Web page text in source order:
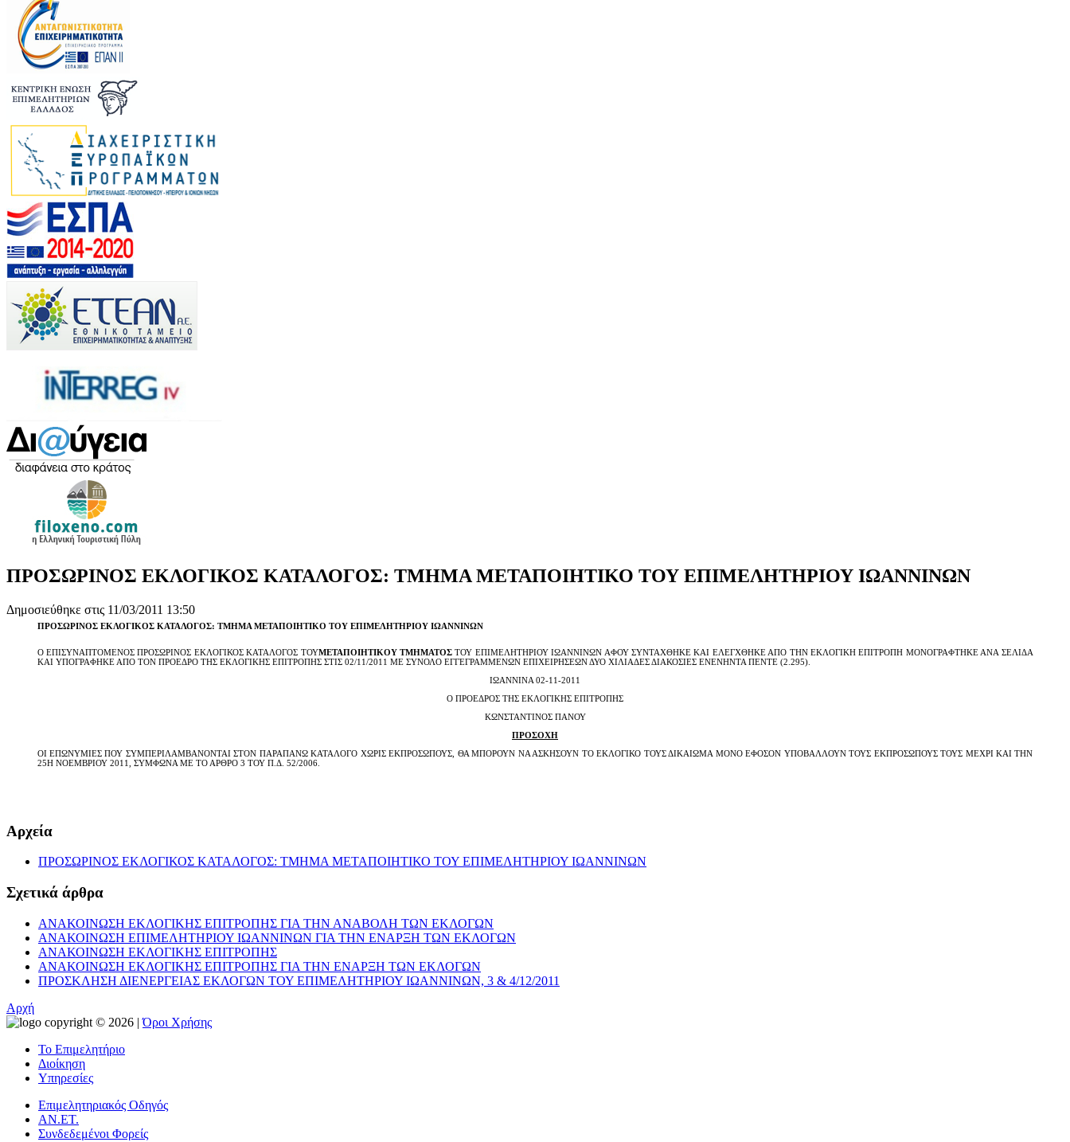
ΠΡΟΣΩΡΙΝΟΣ ΕΚΛΟΓΙΚΟΣ ΚΑΤΑΛΟΓΟΣ: ΤΜΗΜΑ ΜΕΤΑΠΟΙΗΤΙΚΟ ΤΟΥ ΕΠΙΜΕΛΗΤΗΡΙΟΥ ΙΩΑΝΝΙΝΩΝ
Δημοσιεύθηκε στις 11/03/2011 13:50
ΠΡΟΣΩΡΙΝΟΣ ΕΚΛΟΓΙΚΟΣ ΚΑΤΑΛΟΓΟΣ: ΤΜΗΜΑ ΜΕΤΑΠΟΙΗΤΙΚΟ ΤΟΥ ΕΠΙΜΕΛΗΤΗΡΙΟΥ ΙΩΑΝΝΙΝΩΝ
Ο ΕΠΙΣΥΝΑΠΤΟΜΕΝΟΣ ΠΡΟΣΩΡΙΝΟΣ ΕΚΛΟΓΙΚΟΣ ΚΑΤΑΛΟΓΟΣ ΤΟΥΜΕΤΑΠΟΙΗΤΙΚΟΥ ΤΜΗΜΑΤΟΣΤΟΥ ΕΠΙΜΕΛΗΤΗΡΙΟΥ ΙΩΑΝΝΙΝΩΝ ΑΦΟΥ ΣΥΝΤΑΧΘΗΚΕ ΚΑΙ ΕΛΕΓΧΘΗΚΕ ΑΠΟ ΤΗΝ ΕΚΛΟΓΙΚΗ ΕΠΙΤΡΟΠΗ ΜΟΝΟΓΡΑΦΤΗΚΕ ΑΝΑ ΣΕΛΙΔΑ
ΚΑΙ ΥΠΟΓΡΑΦΗΚΕ ΑΠΟ ΤΟΝ ΠΡΟΕΔΡΟ ΤΗΣ ΕΚΛΟΓΙΚΗΣ ΕΠΙΤΡΟΠΗΣ ΣΤΙΣ 02/11/2011 ΜΕ ΣΥΝΟΛΟ ΕΓΓΕΓΡΑΜΜΕΝΩΝ ΕΠΙΧΕΙΡΗΣΕΩΝ ΔΥΟ ΧΙΛΙΑΔΕΣ ΔΙΑΚΟΣΙΕΣ ΕΝΕΝΗΝΤΑ ΠΕΝΤΕ (2.295).
ΙΩΑΝΝΙΝΑ 02-11-2011
Ο ΠΡΟΕΔΡΟΣ ΤΗΣ ΕΚΛΟΓΙΚΗΣ ΕΠΙΤΡΟΠΗΣ
ΚΩΝΣΤΑΝΤΙΝΟΣ ΠΑΝΟΥ
ΠΡΟΣΟΧΗ
ΟΙ ΕΠΩΝΥΜΙΕΣ ΠΟΥ ΣΥΜΠΕΡΙΛΑΜΒΑΝΟΝΤΑΙ ΣΤΟΝ ΠΑΡΑΠΑΝΩ ΚΑΤΑΛΟΓΟ ΧΩΡΙΣ ΕΚΠΡΟΣΩΠΟΥΣ, ΘΑ ΜΠΟΡΟΥΝ ΝΑ ΑΣΚΗΣΟΥΝ ΤΟ ΕΚΛΟΓΙΚΟ ΤΟΥΣ ΔΙΚΑΙΩΜΑ ΜΟΝΟ ΕΦΟΣΟΝ ΥΠΟΒΑΛΛΟΥΝ ΤΟΥΣ ΕΚΠΡΟΣΩΠΟΥΣ ΤΟΥΣ ΜΕΧΡΙ ΚΑΙ ΤΗΝ
25Η ΝΟΕΜΒΡΙΟΥ 2011, ΣΥΜΦΩΝΑ ΜΕ ΤΟ ΑΡΘΡΟ 3 ΤΟΥ Π.Δ. 52/2006.
Αρχεία
ΠΡΟΣΩΡΙΝΟΣ ΕΚΛΟΓΙΚΟΣ ΚΑΤΑΛΟΓΟΣ: ΤΜΗΜΑ ΜΕΤΑΠΟΙΗΤΙΚΟ ΤΟΥ ΕΠΙΜΕΛΗΤΗΡΙΟΥ ΙΩΑΝΝΙΝΩΝ
Σχετικά άρθρα
ΑΝΑΚΟΙΝΩΣΗ ΕΚΛΟΓΙΚΗΣ ΕΠΙΤΡΟΠΗΣ ΓΙΑ ΤΗΝ ΑΝΑΒΟΛΗ ΤΩΝ ΕΚΛΟΓΩΝ
ΑΝΑΚΟΙΝΩΣΗ ΕΠΙΜΕΛΗΤΗΡΙΟΥ ΙΩΑΝΝΙΝΩΝ ΓΙΑ ΤΗΝ ΕΝΑΡΞΗ ΤΩΝ ΕΚΛΟΓΩΝ
ΑΝΑΚΟΙΝΩΣΗ ΕΚΛΟΓΙΚΗΣ ΕΠΙΤΡΟΠΗΣ
ΑΝΑΚΟΙΝΩΣΗ ΕΚΛΟΓΙΚΗΣ ΕΠΙΤΡΟΠΗΣ ΓΙΑ ΤΗΝ ΕΝΑΡΞΗ ΤΩΝ ΕΚΛΟΓΩΝ
ΠΡΟΣΚΛΗΣΗ ΔΙΕΝΕΡΓΕΙΑΣ ΕΚΛΟΓΩΝ ΤΟΥ ΕΠΙΜΕΛΗΤΗΡΙΟΥ ΙΩΑΝΝΙΝΩΝ, 3 & 4/12/2011
Αρχή
copyright © 2026 |Όροι Χρήσης
Το Επιμελητήριο
Διοίκηση
Υπηρεσίες
Επιμελητηριακός Οδηγός
ΑΝ.ΕΤ.
Συνδεδεμένοι Φορείς